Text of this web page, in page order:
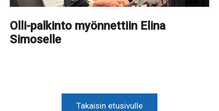
Olli-palkinto myönnettiin Elina
Simoselle
Takaisin etusivulle